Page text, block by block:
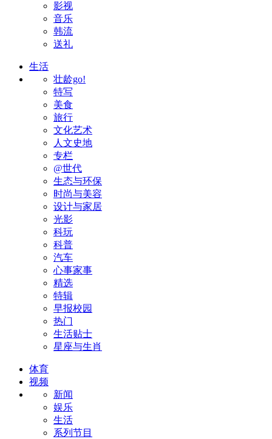
影视
音乐
韩流
送礼
生活
壮龄go!
特写
美食
旅行
文化艺术
人文史地
专栏
@世代
生态与环保
时尚与美容
设计与家居
光影
科玩
科普
汽车
心事家事
精选
特辑
早报校园
热门
生活贴士
星座与生肖
体育
视频
新闻
娱乐
生活
系列节目